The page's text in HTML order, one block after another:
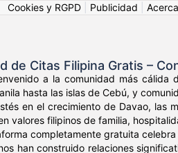
Cookies y RGPD
Publicidad
de Citas Filipina Gratis –
a la comunidad más
hasta las islas de Cebú, y
en el crecimiento de Davao, las
valores filipinos de familia,
completamente gratuita
han construido relaciones